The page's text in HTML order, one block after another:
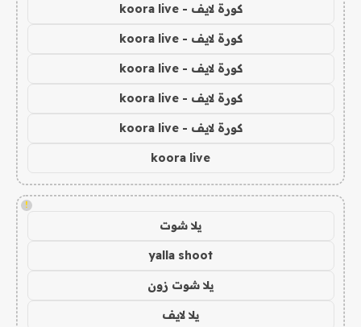
كورة لايف - koora live
كورة لايف - koora live
كورة لايف - koora live
كورة لايف - koora live
كورة لايف - koora live
koora live
!
يلا شوت
yalla shoot
يلا شوت زون
يلا لايف